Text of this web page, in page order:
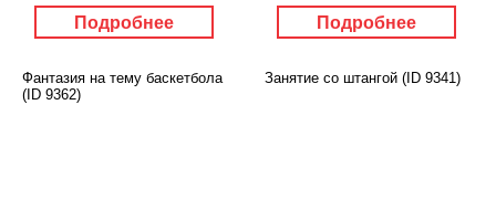
Подробнее Подробнее
Фантазия на тему баскетбола
(ID 9362)
Занятие со штангой (ID 9341)